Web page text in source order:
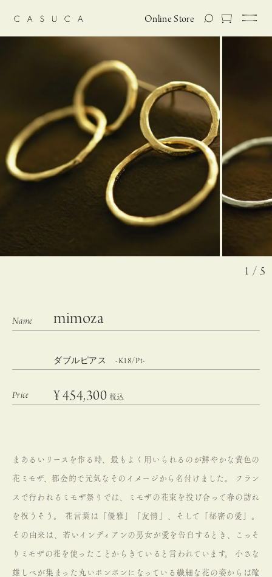
Online Store
1 / 5
mimoza
ダブルピアス -K18/Pt-
¥454,300 税込
まあるいリースを作る時、最もよく用いられるのが鮮やかな黄色の
花ミモザ、都会的で元気なそのイメージから名付けました。 フラン
スで行われるミモザ祭りでは、ミモザの花束を投げ合って春の訪れ
を祝うそう。 花言葉は「優雅」「友情」、そして「秘密の愛」。
その由来は、若いインディアンの男女が愛を告白するとき、こっそ
りミモザの花を使ったことからきていると言われています。 小さな
雄しべが集まった丸いボンボンになっている繊細な花の姿からは確